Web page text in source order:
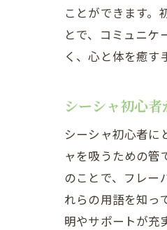
ことができます。
とで、コミュニケ
く、心と体を癒す
シーシャ初心
シーシャ初心者に
ャを吸うための管
のことで、フレー
れらの用語を知っ
明やサポートが充